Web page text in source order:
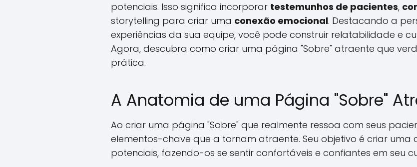
potenciais. Isso significa incorporar testemunhos de pacientes,
storytelling para criar uma conexão emocional. Destacando a
experiências da sua equipe, você pode construir relatabilidade e
Agora, descubra como criar uma página "Sobre" atraente que
prática.
A Anatomia de uma Página "Sobre"
Ao criar uma página "Sobre" que realmente ressoa com seus
elementos-chave que a tornam atraente. Seu objetivo é criar uma
potenciais, fazendo-os se sentir confortáveis e confiantes em seu